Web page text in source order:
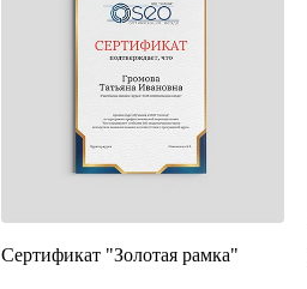
Сертификат "Золотая рамка"